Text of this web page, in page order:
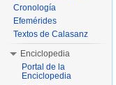
Cronología
Efemérides
Textos de Calasanz
Enciclopedia
Portal de la
Enciclopedia